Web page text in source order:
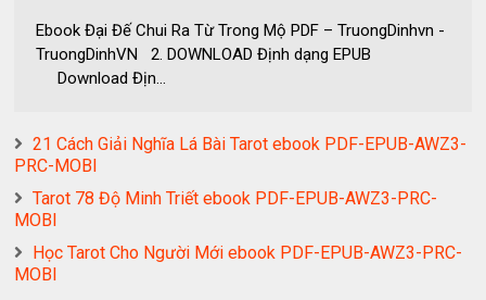
Ebook Đại Đế Chui Ra Từ Trong Mộ PDF – TruongDinhvn -
TruongDinhVN 2. DOWNLOAD Định dạng EPUB
Download Địn...
21 Cách Giải Nghĩa Lá Bài Tarot ebook PDF-EPUB-AWZ3-
PRC-MOBI
Tarot 78 Độ Minh Triết ebook PDF-EPUB-AWZ3-PRC-
MOBI
Học Tarot Cho Người Mới ebook PDF-EPUB-AWZ3-PRC-
MOBI